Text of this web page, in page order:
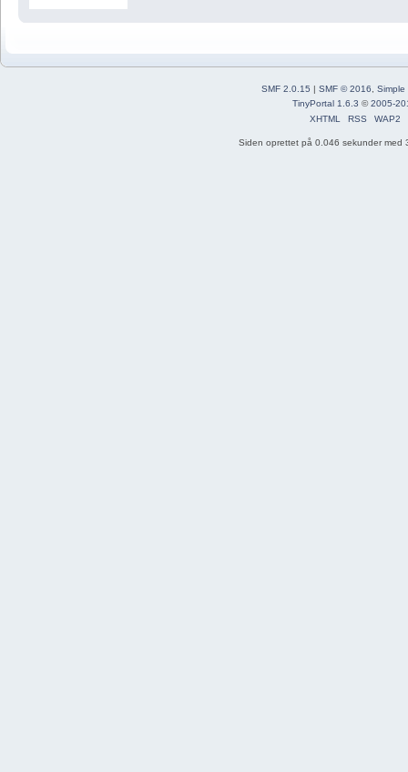
SMF 2.0.15 | SMF © 2016
Simple
TinyPortal 1.6.3 ©2005-
XHTML
RSS WAP2
Siden oprettet på 0.046 sekunder med